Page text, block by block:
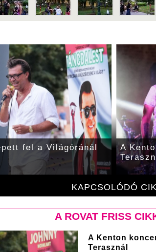
KAPCSOLÓDÓ
fel a Világóránál
A
A ROVAT FRISS
A Kenton
Terasznál